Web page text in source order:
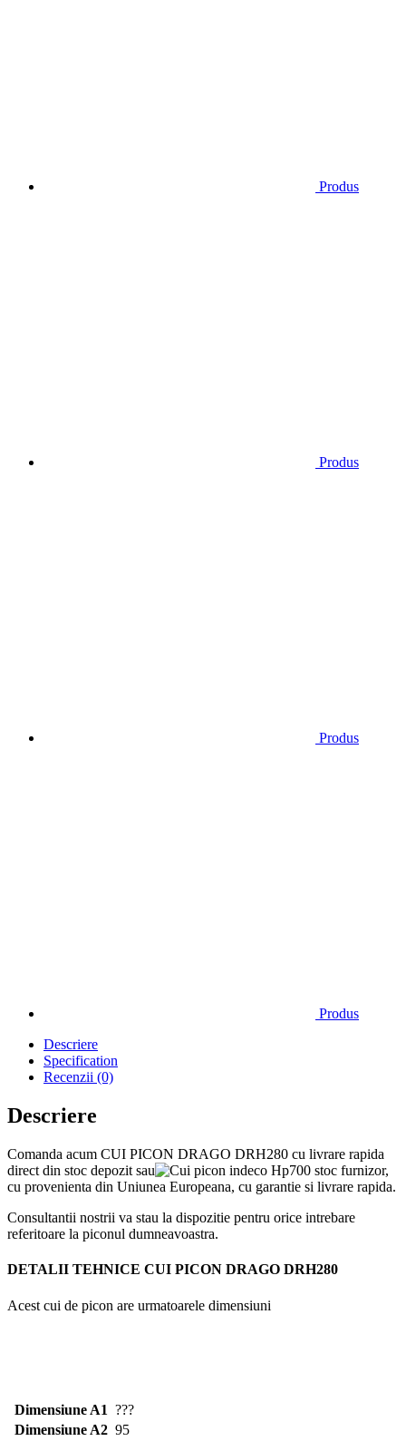
Produs
Produs
Produs
Produs
Descriere
Specification
Recenzii (0)
Descriere
Comanda acum CUI PICON DRAGO DRH280 cu livrare rapida
direct din stoc depozit sau
stoc furnizor,
cu provenienta din Uniunea Europeana, cu garantie si livrare rapida.
Consultantii nostrii va stau la dispozitie pentru orice intrebare
referitoare la piconul dumneavoastra.
DETALII TEHNICE CUI PICON DRAGO DRH280
Acest cui de picon are urmatoarele dimensiuni
Dimensiune A1 ???
Dimensiune A2 95